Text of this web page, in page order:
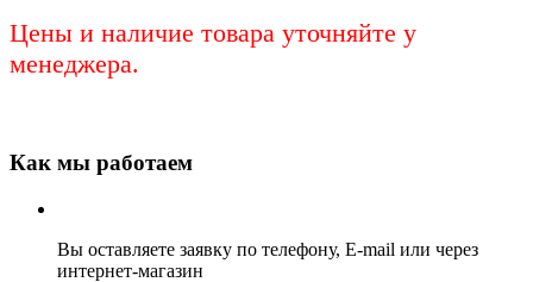
Цены и наличие товара уточняйте у
менеджера.
Как мы работаем
Вы оставляете заявку по телефону, E-mail или через
интернет-магазин